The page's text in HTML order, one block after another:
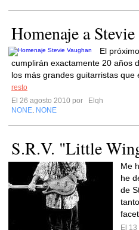
Homenaje a
El
cumplirán exactamente 20 años
los más grandes guitarristas que
resto
El 26 agosto 2010 por
Elqh
NONE NONE
S.R.V. "Little
Me
he
de
El